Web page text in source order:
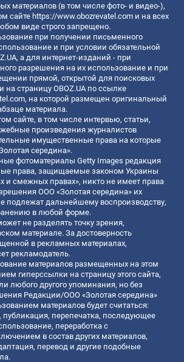
материалов (в том числе фото- и видео-),
сайте https://www.obozrevatel.com и на всех
виде строго запрещено.
при получении письменного
и при условии обязательной
а для интернет-изданий - при
разрешения на их использование и при
прямой, открытой для поисковых
на страницу OBOZ.UA по ссылке
, на которой размещен оригинальный
материала.
сайте, в том числе интервью, статьи,
произведения журналистов
имущественные права на которые
середина».
фотоматериалы Getty Images редакция
права, защищаемые законом Украины
и смежных правах», никто не имеет права
ООО «Золотая середина» их
подлежат дальнейшему воспроизводству,
в любой форме.
не разделять точку зрения,
материале. За достоверность
в рекламных материалах,
рекламодатель.
материалов размещенных на этом
гиперссылки на страницу этого сайта,
любого другого упоминания, но без
Редакции/ООО «Золотая середина»
материалов будет считаться:
перепечатка, последующее
переработка с
в состав других материалов,
перевод и другие подобные